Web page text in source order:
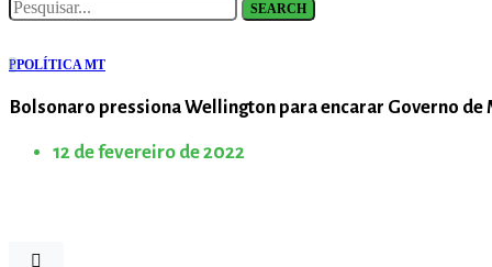
SEARCH
PPOLÍTICA MT
Bolsonaro pressiona Wellington para encarar Governo de
12 de fevereiro de 2022